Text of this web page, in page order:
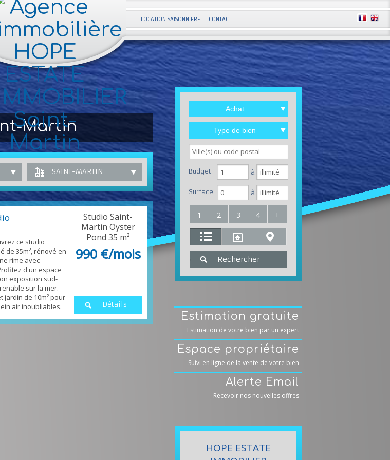
LOCATION SAISONNIERE CONTACT
Achat
Type de bien
Budget à
Surface à
1 2 3 4 +
Estimation gratuite
Estimation de votre bien par un expert
Espace propriétaire
Suivi en ligne de la vente de votre bien
Alerte Email
Recevoir nos nouvelles offres
HOPE ESTATE
Martin
SAINT-MARTIN
ce studio
de 35m², rénové en
rime avec
d'un espace
exposition sud-
sur la mer.
jardin de 10m² pour
air inoubliables.
pensé pour
Studio Saint-
Martin Oyster
Pond 35 m²
990 €/mois
Détails